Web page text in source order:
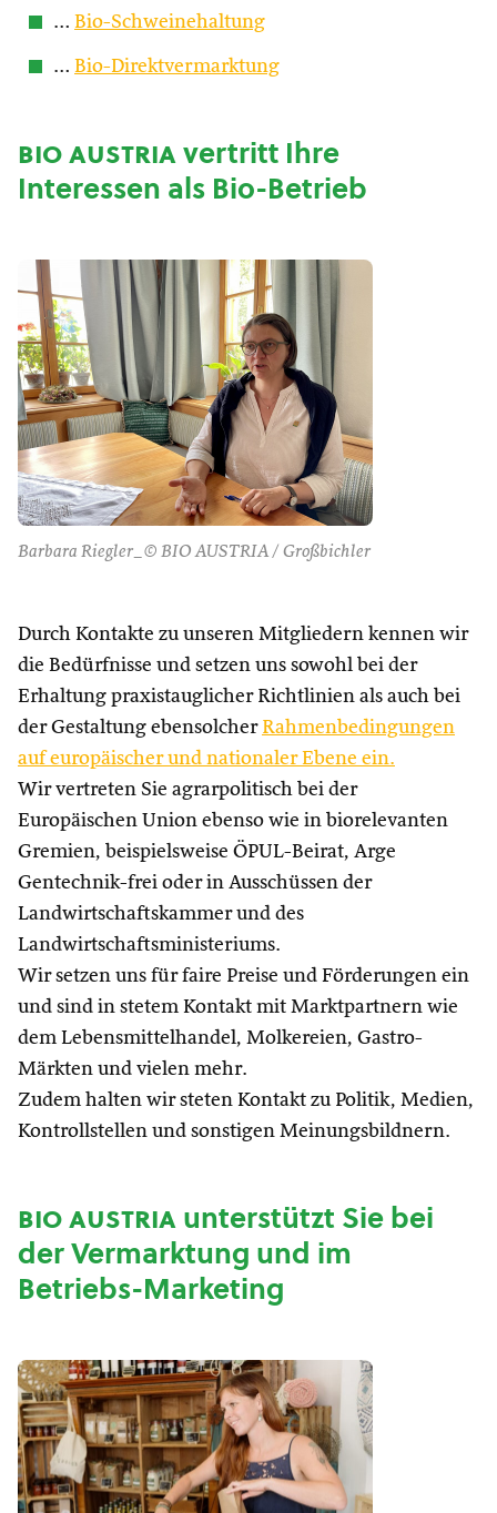
… Bio-Schweinehaltung
… Bio-Direktvermarktung
bio austriavertritt Ihre
Interessen als Bio-Betrieb
Barbara Riegler_© BIO AUSTRIA / Großbichler
Durch Kontakte zu unseren Mitgliedern kennen wir
die Bedürfnisse und setzen uns sowohl bei der
Erhaltung praxistauglicher Richtlinien als auch bei
der Gestaltung ebensolcher Rahmenbedingungen
auf europäischer und nationaler Ebene ein.
Wir vertreten Sie agrarpolitisch bei der
Europäischen Union ebenso wie in biorelevanten
Gremien, beispielsweise ÖPUL-Beirat, Arge
Gentechnik-frei oder in Ausschüssen der
Landwirtschaftskammer und des
Landwirtschaftsministeriums.
Wir setzen uns für faire Preise und Förderungen ein
und sind in stetem Kontakt mit Marktpartnern wie
dem Lebensmittelhandel, Molkereien, Gastro-
Märkten und vielen mehr.
Zudem halten wir steten Kontakt zu Politik, Medien,
Kontrollstellen und sonstigen Meinungsbildnern.
bio austriaunterstützt Sie bei
der Vermarktung und im
Betriebs-Marketing